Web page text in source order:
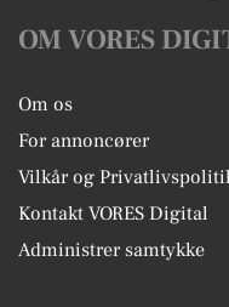
OM VORES
Om os
For annoncører
Vilkår og
Kontakt VORES Digital
Administrer samtykke